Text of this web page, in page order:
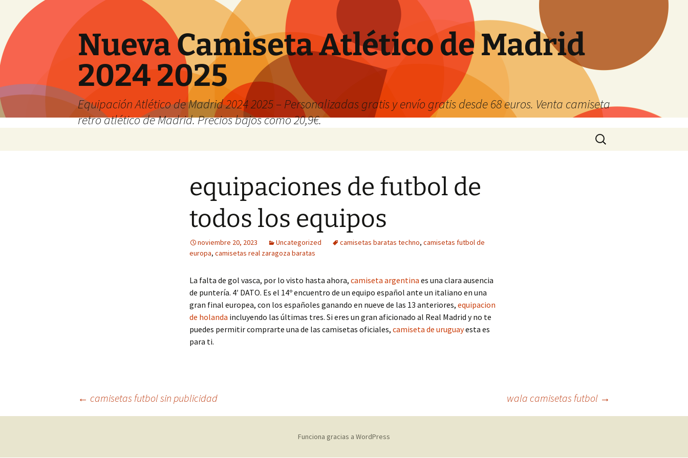
Nueva Camiseta Atlético de Madrid
2024 2025
Equipación Atlético de Madrid 2024 2025 – Personalizadas gratis y envío gratis desde 68 euros. Venta camiseta
retro atlético de Madrid. Precios bajos como 20,9€.
Buscar:
equipaciones de futbol de
todos los equipos
noviembre 20, 2023 Uncategorized camisetas baratas techno, camisetas futbol de
europa, camisetas real zaragoza baratas
La falta de gol vasca, por lo visto hasta ahora, camiseta argentina es una clara ausencia
de puntería. 4′ DATO. Es el 14º encuentro de un equipo español ante un italiano en una
gran final europea, con los españoles ganando en nueve de las 13 anteriores, equipacion
de holanda incluyendo las últimas tres. Si eres un gran aficionado al Real Madrid y no te
puedes permitir comprarte una de las camisetas oficiales, camiseta de uruguayesta es
para ti.
Navegación
← camisetas futbol sin publicidad wala camisetas futbol →
Funciona gracias a WordPress